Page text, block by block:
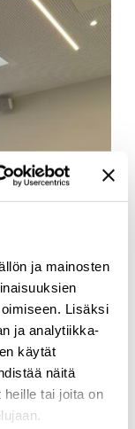
ja mainosten
Lisäksi
ja analytiikka-
käytät
näitä
heille tai joita on